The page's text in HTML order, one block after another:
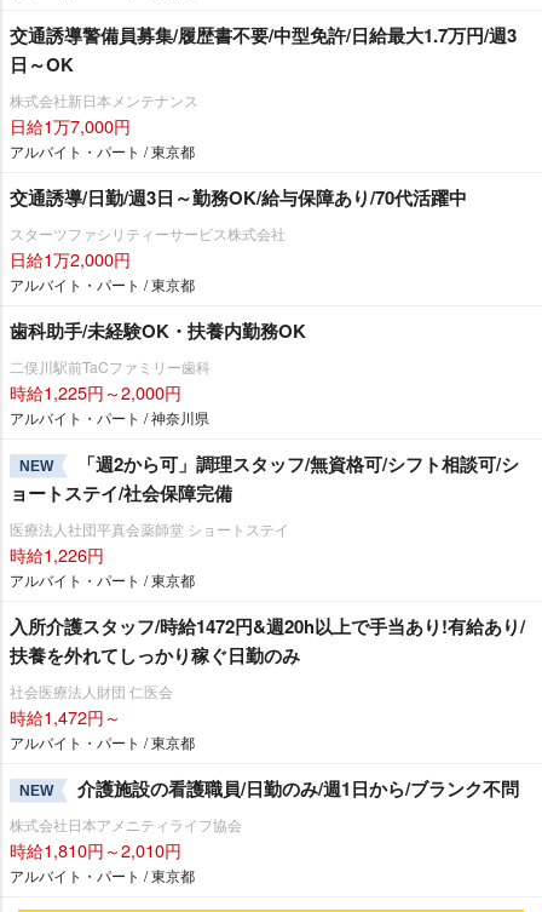
交通誘導警備員募集/履歴書不要/中型免許/日給最大1.7万円/週3
日～OK
株式会社新日本メンテナンス
日給1万7,000円
アルバイト・パート / 東京都
交通誘導/日勤/週3日～勤務OK/給与保障あり/70代活躍中
スターツファシリティーサービス株式会社
日給1万2,000円
アルバイト・パート / 東京都
歯科助手/未経験OK・扶養内勤務OK
二俣川駅前TaCファミリー歯科
時給1,225円～2,000円
アルバイト・パート / 神奈川県
NEW
「週2から可」調理スタッフ/無資格可/シフト相談可/シ
ョートステイ/社会保障完備
医療法人社団平真会薬師堂 ショートステイ
時給1,226円
アルバイト・パート / 東京都
入所介護スタッフ/時給1472円&週20h以上で手当あり!有給あり/
扶養を外れてしっかり稼ぐ日勤のみ
社会医療法人財団 仁医会
時給1,472円～
アルバイト・パート / 東京都
NEW 介護施設の看護職員/日勤のみ/週1日から/ブランク不問
株式会社日本アメニティライフ協会
時給1,810円～2,010円
アルバイト・パート / 東京都